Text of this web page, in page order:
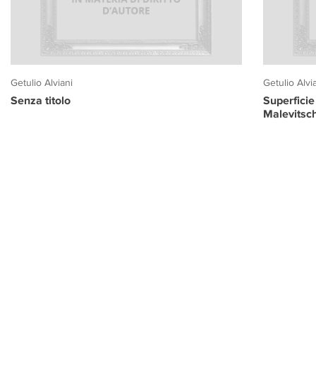
Getulio Alviani
Senza titolo
Getulio